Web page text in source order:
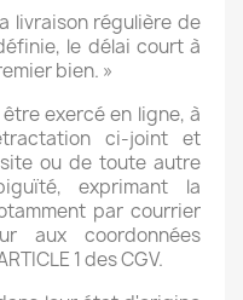
livraison régulière de
le délai court à
bien. »
exercé en ligne, à
ci-joint et
ou de toute autre
exprimant la
par courrier
aux coordonnées
1 des CGV.